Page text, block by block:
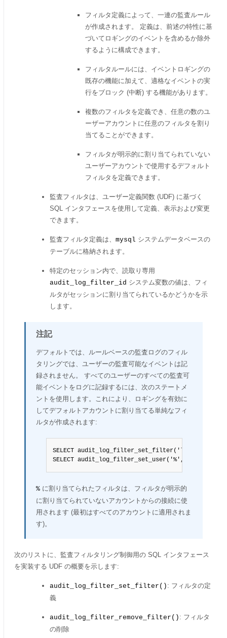
フィルタ定義によって、一連の監査ルール
が作成されます。 定義は、前述の特性に基
づいてロギングのイベントを含めるか除外
するように構成できます。
フィルタルールには、イベントロギングの
既存の機能に加えて、適格なイベントの実
行をブロック (中断) する機能があります。
複数のフィルタを定義でき、任意の数のユ
ーザーアカウントに任意のフィルタを割り
当てることができます。
フィルタが明示的に割り当てられていない
ユーザーアカウントで使用するデフォルト
フィルタを定義できます。
監査フィルタは、ユーザー定義関数 (UDF) に基づく
SQL インタフェースを使用して定義、表示および変更
できます。
監査フィルタ定義は、 mysql システムデータベースの
テーブルに格納されます。
特定のセッション内で、読取り専用
audit_log_filter_id システム変数の値は、フィ
ルタがセッションに割り当てられているかどうかを示
します。
注記
デフォルトでは、ルールベースの監査ログのフィル
タリングでは、ユーザーの監査可能なイベントは記
録されません。 すべてのユーザーのすべての監査可
能イベントをログに記録するには、次のステートメ
ントを使用します。これにより、ロギングを有効に
してデフォルトアカウントに割り当てる単純なフィ
ルタが作成されます:
SELECT
SELECT audit_log_filter_set_user('%', 'log_all');
% に割り当てられたフィルタは、フィルタが明示的
に割り当てられていないアカウントからの接続に使
用されます (最初はすべてのアカウントに適用されま
す)。
次のリストに、監査フィルタリング制御用の SQL インタフェース
を実装する UDF の概要を示します:
audit_log_filter_set_filter() : フィルタの定
義
audit_log_filter_remove_filter() : フィルタ
の削除